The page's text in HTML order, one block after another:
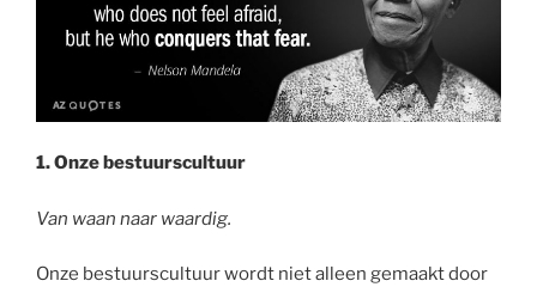
1. Onze bestuurscultuur
Van waan naar waardig.
Onze bestuurscultuur wordt niet alleen gemaakt door